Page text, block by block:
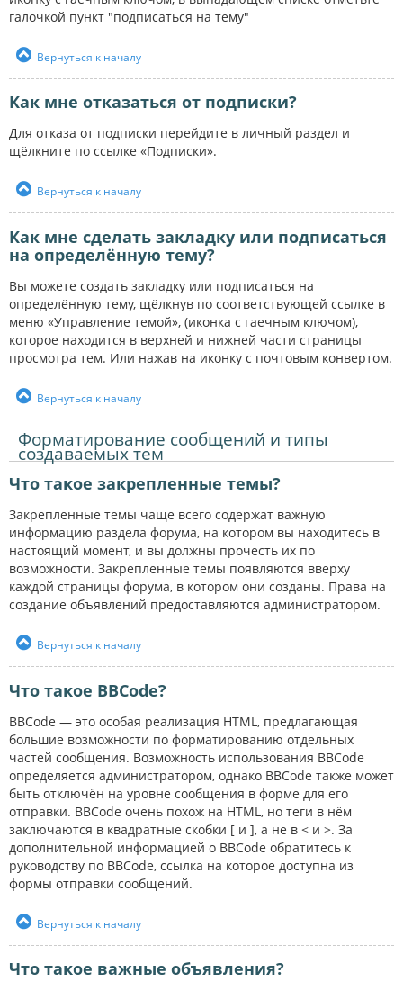
галочкой пункт "подписаться на тему"
Вернуться к началу
Как мне отказаться от подписки?
Для отказа от подписки перейдите в личный раздел и
щёлкните по ссылке «Подписки».
Вернуться к началу
Как мне сделать закладку или подписаться
на определённую тему?
Вы можете создать закладку или подписаться на
определённую тему, щёлкнув по соответствующей ссылке в
меню «Управление темой», (иконка с гаечным ключом),
которое находится в верхней и нижней части страницы
просмотра тем. Или нажав на иконку с почтовым конвертом.
Вернуться к началу
Форматирование сообщений и типы
создаваемых тем
Что такое закрепленные темы?
Закрепленные темы чаще всего содержат важную
информацию раздела форума, на котором вы находитесь в
настоящий момент, и вы должны прочесть их по
возможности. Закрепленные темы появляются вверху
каждой страницы форума, в котором они созданы. Права на
создание объявлений предоставляются администратором.
Вернуться к началу
Что такое BBCode?
BBCode — это особая реализация HTML, предлагающая
большие возможности по форматированию отдельных
частей сообщения. Возможность использования BBCode
определяется администратором, однако BBCode также может
быть отключён на уровне сообщения в форме для его
отправки. BBCode очень похож на HTML, но теги в нём
заключаются в квадратные скобки [ и ], а не в < и >. За
дополнительной информацией о BBCode обратитесь к
руководству по BBCode, ссылка на которое доступна из
формы отправки сообщений.
Вернуться к началу
Что такое важные объявления?